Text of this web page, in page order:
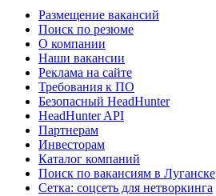
Размещение вакансий
Поиск по резюме
О компании
Наши вакансии
Реклама на сайте
Требования к ПО
Безопасный HeadHunter
HeadHunter API
Партнерам
Инвесторам
Каталог компаний
Поиск по вакансиям в Луганске
Сетка: соцсеть для нетворкинга